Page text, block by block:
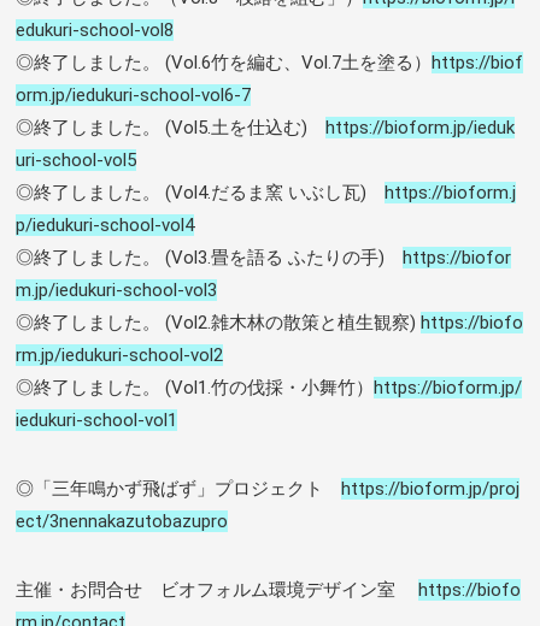
edukuri-school-vol8
◎終了しました。 (Vol.6竹を編む、Vol.7土を塗る）https://biof
orm.jp/iedukuri-school-vol6-7
◎終了しました。 (Vol5.土を仕込む)https://bioform.jp/ieduk
uri-school-vol5
◎終了しました。 (Vol4.だるま窯 いぶし瓦)https://bioform.j
p/iedukuri-school-vol4
◎終了しました。 (Vol3.畳を語る ふたりの手)https://biofor
m.jp/iedukuri-school-vol3
◎終了しました。 (Vol2.雑木林の散策と植生観察)https://biofo
rm.jp/iedukuri-school-vol2
◎終了しました。 (Vol1.竹の伐採・小舞竹）https://bioform.jp/
iedukuri-school-vol1
◎「三年鳴かず飛ばず」プロジェクトhttps://bioform.jp/proj
ect/3nennakazutobazupro
主催・お問合せ ビオフォルム環境デザイン室https://biofo